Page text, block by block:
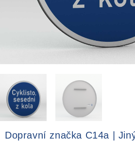
Dopravní značka C14a |